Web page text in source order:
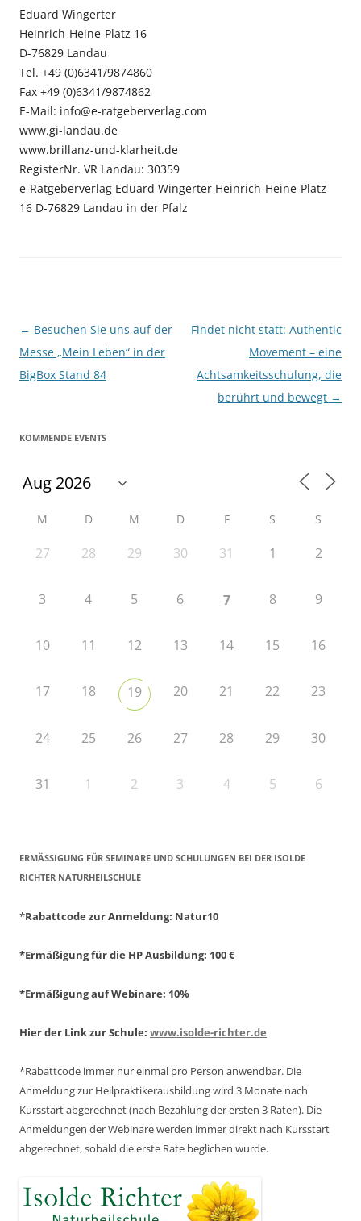
Eduard Wingerter
Heinrich-Heine-Platz 16
D-76829 Landau
Tel. +49 (0)6341/9874860
Fax +49 (0)6341/9874862
E-Mail: info@e-ratgeberverlag.com
www.gi-landau.de
www.brillanz-und-klarheit.de
RegisterNr. VR Landau: 30359
e-Ratgeberverlag Eduard Wingerter Heinrich-Heine-Platz
16 D-76829 Landau in der Pfalz
Beitragsnavigation
← Besuchen Sie uns auf der
Messe „Mein Leben“ in der
BigBox Stand 84
Findet nicht statt: Authentic
Movement – eine
Achtsamkeitsschulung, die
berührt und bewegt →
KOMMENDE EVENTS
M D M D F S S
27 28 29 30 31 1 2
3 4 5 6 7 8 9
10 11 12 13 14 15 16
17 18 19 20 21 22 23
24 25 26 27 28 29 30
31 1 2 3 4 5 6
ERMÄSSIGUNG FÜR SEMINARE UND SCHULUNGEN BEI DER ISOLDE R
ICHTER NATURHEILSCHULE
*Rabattcode zur Anmeldung: Natur10
*Ermäßigung für die HP Ausbildung: 100 €
*Ermäßigung auf Webinare: 10%
Hier der Link zur Schule: www.isolde-richter.de
*Rabattcode immer nur einmal pro Person anwendbar. Die
Anmeldung zur Heilpraktikerausbildung wird 3 Monate nach
Kursstart abgerechnet(nach Bezahlung der ersten 3 Raten). Die
Anmeldungen der Webinare werden immer direkt nach Kursstart
abgerechnet,sobald die erste Rate beglichen wurde.